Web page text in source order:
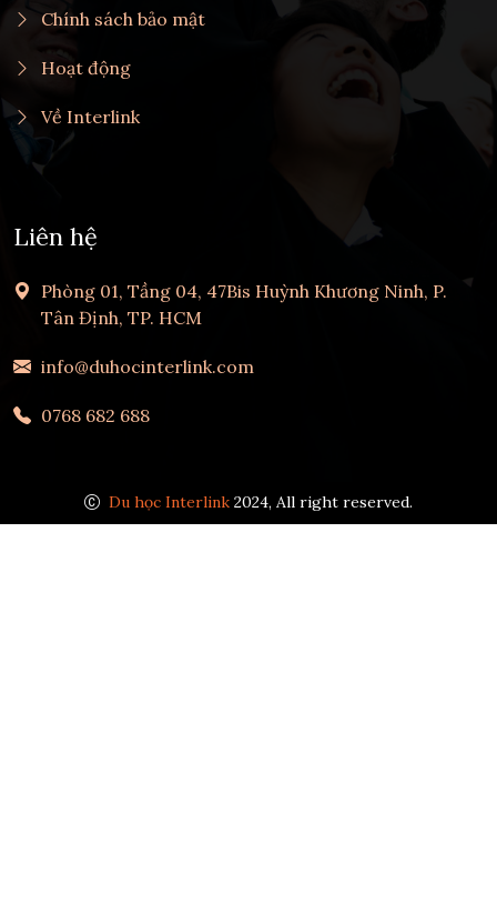
Chính sách bảo mật
Hoạt động
Về Interlink
Liên hệ
Phòng 01, Tầng 04, 47Bis Huỳnh Khương Ninh, P.
Tân Định, TP. HCM
info@duhocinterlink.com
0768 682 688
Du học Interlink 2024, All right reserved.